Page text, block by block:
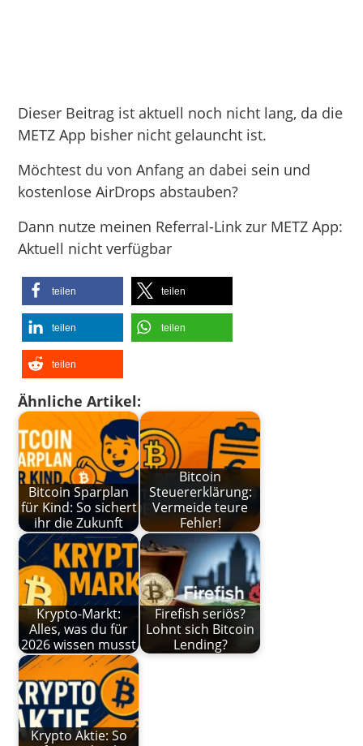
Dieser Beitrag ist aktuell noch nicht lang, da die
METZ App bisher nicht gelauncht ist.
Möchtest du von Anfang an dabei sein und
kostenlose AirDrops abstauben?
Dann nutze meinen Referral-Link zur METZ App:
Aktuell nicht verfügbar
teilen teilen
teilen teilen
teilen
Ähnliche Artikel:
Bitcoin Sparplan
für Kind: So sichert
ihr die Zukunft
Bitcoin
Steuererklärung:
Vermeide teure
Fehler!
Krypto-Markt:
Alles, was du für
2026 wissen musst
Firefish seriös?
Lohnt sich Bitcoin
Lending?
Krypto Aktie: So